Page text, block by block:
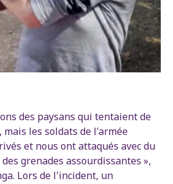
des paysans qui tentaient de
les soldats de l'armée
et nous ont attaqués avec du
grenades assourdissantes »,
Lors de l'incident, un